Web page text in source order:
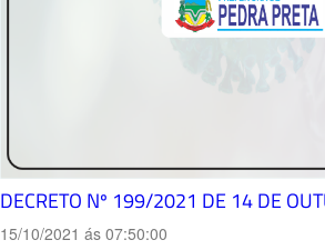
DECRETO Nº 199/2021 DE 14 DE
15/10/2021 ás 07:50:00